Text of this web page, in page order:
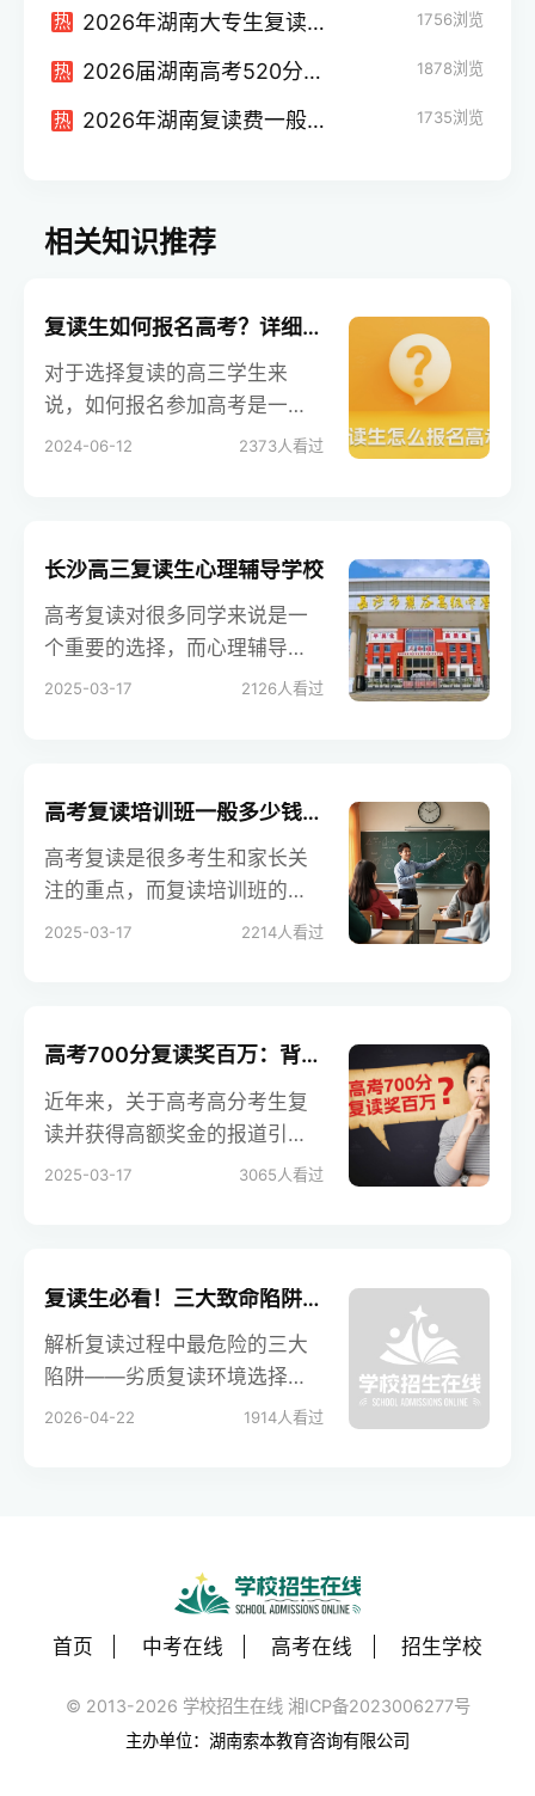
热 2026年湖南大专生复读高考全指南：政策、流程与提分策略 1756浏览
热 2026届湖南高考520分复读价值分析：提分策略与择校指南 1878浏览
热 2026年湖南复读费一般是多少？从公办到民办高复班费用全解析 1735浏览
相关知识推荐
复读生如何报名高考？详细步骤与攻略
对于选择复读的高三学生来
说，如何报名参加高考是一个
重要的问题。本文将详细介绍
事项，帮助复读生顺利完成报
名。
2024-06-12 2373人看过
长沙高三复读生心理辅导学校
高考复读对很多同学来说是一
个重要的选择，而心理辅导在
其中扮演着关键角色。长沙有
助他们调整心态，更好地迎接
高考。
2025-03-17 2126人看过
高考复读培训班一般多少钱？全面解析与选择指南
高考复读是很多考生和家长关
注的重点，而复读培训班的费
用问题更是大家关心的焦点之
异，以及影响收费的其他因
问题，帮助大家更好地了解和
选择适合的复读培训班。
2025-03-17 2214人看过
高考700分复读奖百万：背后的真相是什么？
近年来，关于高考高分考生复
读并获得高额奖金的报道引发
社会广泛关注和讨论。本文将
深入的思考和参考。
2025-03-17 3065 人看过
复读生必看！三大致命陷阱，踩中一个全年白干
解析复读过程中最危险的三大
陷阱——劣质复读环境选择、
无效网课依赖与恋爱干扰，提
2026-04-22 1914人看过
首页 中考在线 高考在线 招生学校
© 2013-2026 学校招生在线 湘ICP备2023006277号
主办单位：湖南索本教育咨询有限公司